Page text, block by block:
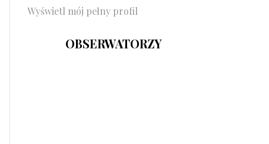
Wyświetl mój pełny profil
OBSERWATORZY